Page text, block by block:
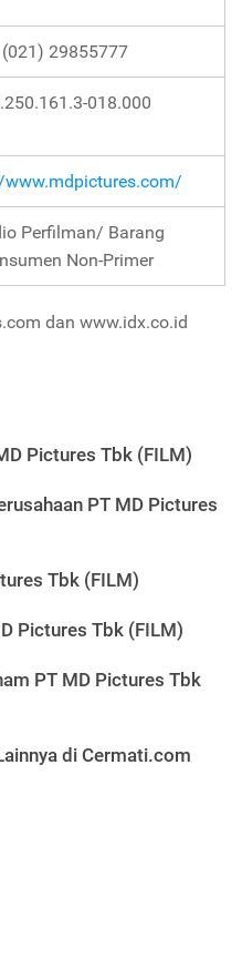
(021) 29855777
018.000
Perfilman/ Barang
Non-Primer
dan www.idx.co.id
Pictures Tbk (FILM)
PT MD Pictures
Tbk (FILM)
Pictures Tbk (FILM)
PT MD Pictures Tbk
di Cermati.com